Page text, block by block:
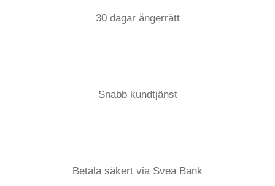
30 dagar ångerrätt
Snabb kundtjänst
Betala säkert via Svea Bank